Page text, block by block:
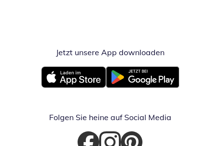
Jetzt unsere App downloadenÖffnet in
Öffnet in neuem FensterÖffnet in neuem Fenster
Folgen Sie heine auf Social Media